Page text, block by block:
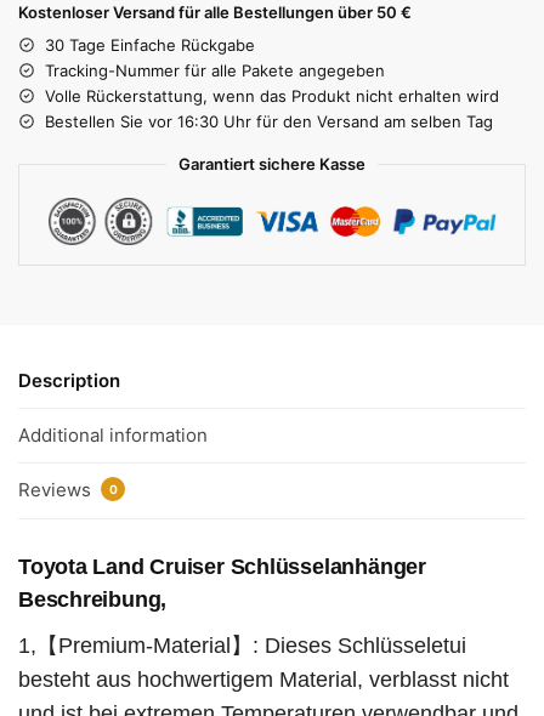
Kostenloser Versand für alle Bestellungen über 50 €
30 Tage Einfache Rückgabe
Tracking-Nummer für alle Pakete angegeben
Volle Rückerstattung, wenn das Produkt nicht erhalten wird
Bestellen Sie vor 16:30 Uhr für den Versand am selben Tag
Garantiert sichere Kasse
Description
Additional information
Reviews 0
Toyota Land Cruiser Schlüsselanhänger
Beschreibung,
1,【Premium-Material】: Dieses Schlüsseletui
besteht aus hochwertigem Material, verblasst nicht